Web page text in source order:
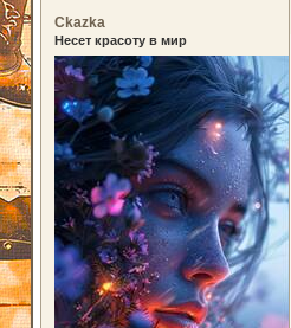
Ckazka
Несет красоту в мир